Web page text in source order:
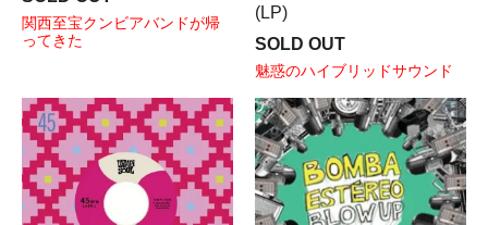
関西至宝クンビアバンドが帰
ってきた
(LP)
SOLD OUT
魅惑のハイブリッドサウンド